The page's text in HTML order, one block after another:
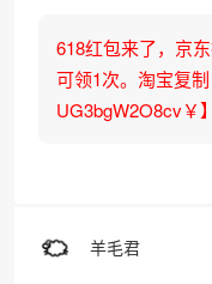
618红包来了，京
可领1次。淘宝复
UG3bgW2O8cv￥
羊毛君